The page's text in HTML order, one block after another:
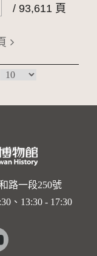
/ 93,611 頁
路一段250號
、13:30 - 17:30
youtube